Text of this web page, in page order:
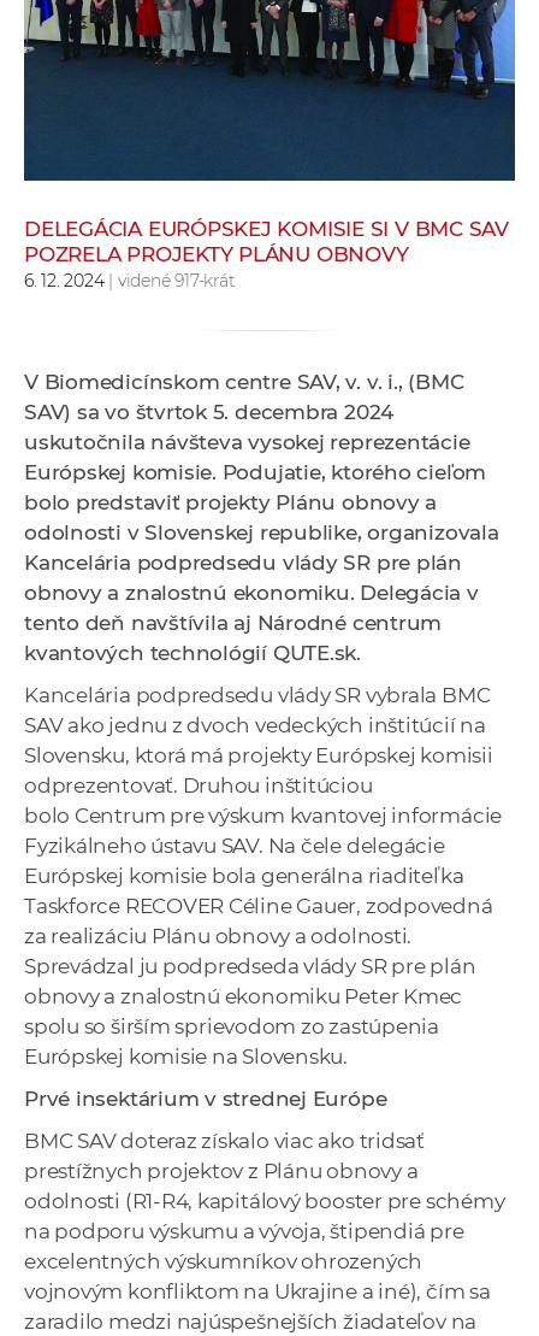
e
v
p
v
a
h
a
r
a
c
í
k
o
h
A
V
DELEGÁCIA EURÓPSKEJ KOMISIE SI V BMC SAV
POZRELA PROJEKTY PLÁNU OBNOVY
6. 12. 2024| videné 917-krát
V Biomedicínskom centre SAV, v. v. i., (BMC
SAV) sa vo štvrtok 5. decembra 2024
uskutočnila návšteva vysokej reprezentácie
Európskej komisie. Podujatie, ktorého cieľom
bolo predstaviť projekty Plánu obnovy a
odolnosti v Slovenskej republike, organizovala
Kancelária podpredsedu vlády SR pre plán
obnovy a znalostnú ekonomiku. Delegácia v
tento deň navštívila aj Národné centrum
kvantových technológií QUTE.sk.
Kancelária podpredsedu vlády SR vybrala BMC
SAV ako jednu z dvoch vedeckých inštitúcií na
Slovensku, ktorá má projekty Európskej komisii
odprezentovať. Druhou inštitúciou
bolo Centrum pre výskum kvantovej informácie
Fyzikálneho ústavu SAV. Na čele delegácie
Európskej komisie bola generálna riaditeľka
Taskforce RECOVER Céline Gauer, zodpovedná
za realizáciu Plánu obnovy a odolnosti.
Sprevádzal ju podpredseda vlády SR pre plán
obnovy a znalostnú ekonomiku Peter Kmec
spolu so širším sprievodom zo zastúpenia
Európskej komisie na Slovensku.
Prvé insektárium v strednej Európe
BMC SAV doteraz získalo viac ako tridsať
prestížnych projektov z Plánu obnovy a
odolnosti (R1-R4, kapitálový booster pre schémy
na podporu výskumu a vývoja, štipendiá pre
excelentných výskumníkov ohrozených
vojnovým konfliktom na Ukrajine a iné), čím sa
zaradilo medzi najúspešnejších žiadateľov na